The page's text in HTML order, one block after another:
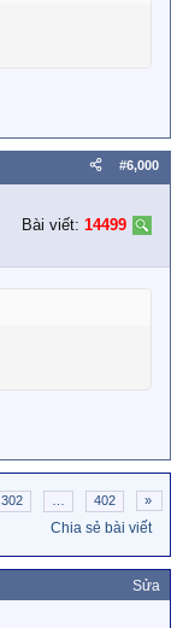
#6,000
Bài viết: 14499
302 402 »
Chia sẻ bài viết
Sửa